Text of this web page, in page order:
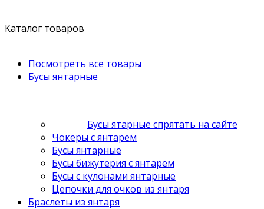
Каталог товаров
Посмотреть все товары
Бусы янтарные
Бусы ятарные спрятать на сайте
Чокеры с янтарем
Бусы янтарные
Бусы бижутерия с янтарем
Бусы с кулонами янтарные
Цепочки для очков из янтаря
Браслеты из янтаря